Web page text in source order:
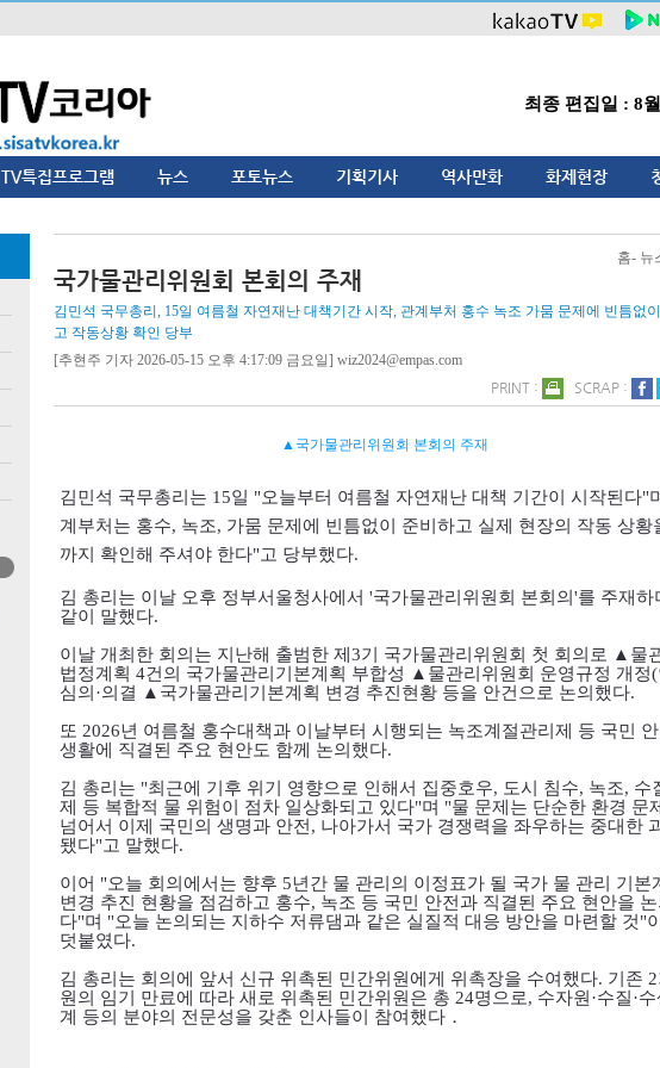
최종 편집일 : 8
TV특집프로그램 뉴스 포토뉴스 기획기사 역사만화 화제현장
홈- 뉴
국가물관리위원회 본회의 주재
김민석 국무총리, 15일 여름철 자연재난 대책기간 시작, 관계부처 홍수 녹조 가뭄 문제에 빈틈없
고 작동상황 확인 당부
[추현주 기자 2026-05-15 오후 4:17:09 금요일] wiz2024@empas.com
PRINT :
SCRAP :
▲국가물관리위원회 본회의 주재
김민석 국무총리는 15일 "오늘부터 여름철 자연재난 대책 기간이 시작된다"
계부처는 홍수, 녹조, 가뭄 문제에 빈틈없이 준비하고 실제 현장의 작동 상황
까지 확인해 주셔야 한다"고 당부했다.
김 총리는 이날 오후 정부서울청사에서 '국가물관리위원회 본회의 '를 주재하
같이 말했다.
이날 개최한 회의는 지난해 출범한 제 3기 국가물관리위원회 첫 회의로 ▲ 물
법정계획 4건의 국가물관리기본계획 부합성 ▲ 물관리위원회 운영규정 개정(
심의 ·의결 ▲ 국가물관리기본계획 변경 추진현황 등을 안건으로 논의했다.
또 2026년 여름철 홍수대책과 이날부터 시행되는 녹조계절관리제 등 국민
생활에 직결된 주요 현안도 함께 논의했다.
김 총리는 "최근에 기후 위기 영향으로 인해서 집중호우, 도시 침수, 녹조, 수
제 등 복합적 물 위험이 점차 일상화되고 있다"며 "물 문제는 단순한 환경 문
넘어서 이제 국민의 생명과 안전 , 나아가서 국가 경쟁력을 좌우하는 중대한
됐다"고 말했다.
이어 "오늘 회의에서는 향후 5년간 물 관리의 이정표가 될 국가 물 관리 기본
변경 추진 현황을 점검하고 홍수, 녹조 등 국민 안전과 직결된 주요 현안을
다"며 "오늘 논의되는 지하수 저류댐과 같은 실질적 대응 방안을 마련할 것"
덧붙였다.
김 총리는 회의에 앞서 신규 위촉된 민간위원에게 위촉장을 수여했다. 기존 2
원의 임기 만료에 따라 새로 위촉된 민간위원은 총 24명으로, 수자원 ·수질·수
계 등의 분야의 전문성을 갖춘 인사들이 참여했다 ．